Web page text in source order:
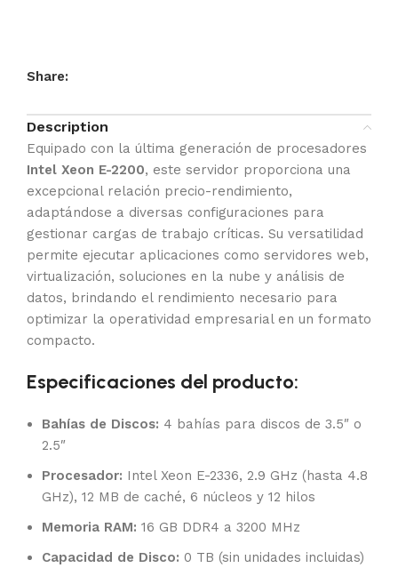
Share:
Description
Equipado con la última generación de procesadores
Intel Xeon E-2200, este servidor proporciona una
excepcional relación precio-rendimiento,
adaptándose a diversas configuraciones para
gestionar cargas de trabajo críticas. Su versatilidad
permite ejecutar aplicaciones como servidores web,
virtualización, soluciones en la nube y análisis de
datos, brindando el rendimiento necesario para
optimizar la operatividad empresarial en un formato
compacto.
Especificaciones del producto:
Bahías de Discos: 4 bahías para discos de 3.5″ o
2.5″
Procesador: Intel Xeon E-2336, 2.9 GHz (hasta 4.8
GHz), 12 MB de caché, 6 núcleos y 12 hilos
Memoria RAM: 16 GB DDR4 a 3200 MHz
Capacidad de Disco: 0 TB (sin unidades incluidas)